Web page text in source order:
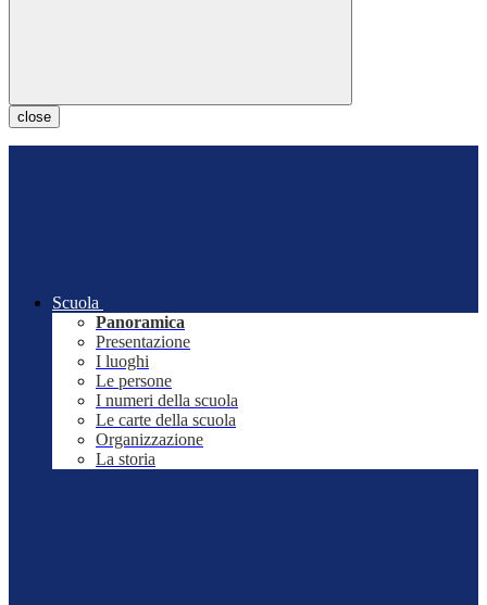
close
Scuola
Panoramica
Presentazione
I luoghi
Le persone
I numeri della scuola
Le carte della scuola
Organizzazione
La storia